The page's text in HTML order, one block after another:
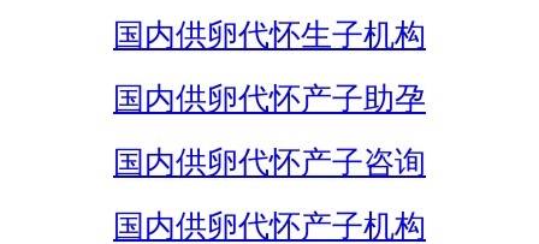
国内供卵代怀生子机构
国内供卵代怀产子助孕
国内供卵代怀产子咨询
国内供卵代怀产子机构